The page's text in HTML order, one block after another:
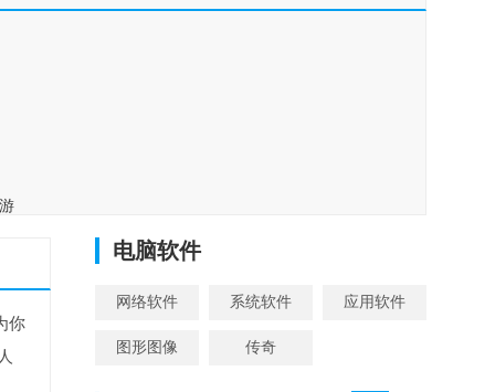
你
电脑软件
网络软件 系统软件 应用软件
图形图像 传奇